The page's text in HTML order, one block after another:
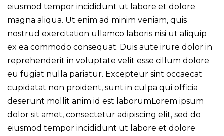
eiusmod tempor incididunt ut labore et dolore
magna aliqua. Ut enim ad minim veniam, quis
nostrud exercitation ullamco laboris nisi ut aliquip
ex ea commodo consequat. Duis aute irure dolor in
reprehenderit in voluptate velit esse cillum dolore
eu fugiat nulla pariatur. Excepteur sint occaecat
cupidatat non proident, sunt in culpa qui officia
deserunt mollit anim id est laborumLorem ipsum
dolor sit amet, consectetur adipiscing elit, sed do
eiusmod tempor incididunt ut labore et dolore